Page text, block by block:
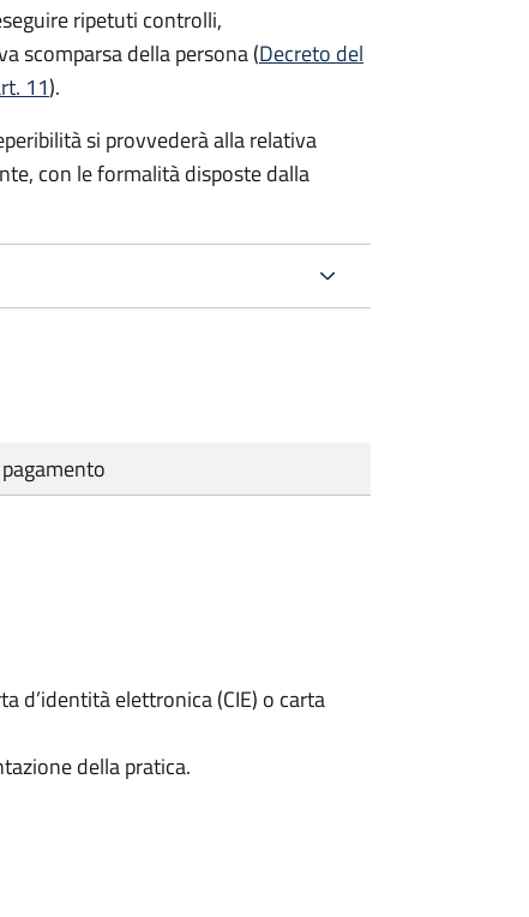
ripetuti controlli,
scomparsa della persona (Decreto del
11).
si provvederà alla relativa
con le formalità disposte dalla
d’identità elettronica (CIE) o carta
della pratica.